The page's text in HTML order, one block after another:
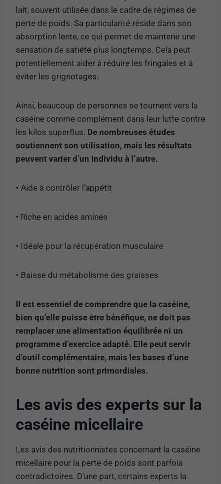
lait, souvent utilisée dans le cadre de régimes de
perte de poids. Sa particularité réside dans son
absorption lente, ce qui permet de maintenir une
sensation de satiété plus longtemps. Cela peut
potentiellement aider à réduire les fringales et à
éviter les grignotages.
Ainsi, beaucoup de personnes se tournent vers la
caséine comme complément dans leur lutte contre
les kilos superflus. De nombreuses études
soutiennent son utilisation, mais les résultats
peuvent varier d’un individu à l’autre.
• Aide à contrôler l’appétit
• Riche en acides aminés
• Idéale pour la récupération musculaire
• Baisse du métabolisme des graisses
Il est essentiel de comprendre que la caséine,
bien qu’elle puisse être bénéfique, ne doit pas
remplacer une alimentation équilibrée ni un
programme d’exercice adapté. Elle peut servir
d’outil complémentaire, mais les bases d’une
bonne nutrition sont primordiales.
Les avis des experts sur la
caséine micellaire
Les avis des nutritionnistes concernant la caséine
micellaire pour la perte de poids sont parfois
contradictoires. D’une part, certains experts la